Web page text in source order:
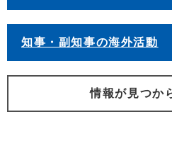
知事・副知事の海外活動
情報が見つか